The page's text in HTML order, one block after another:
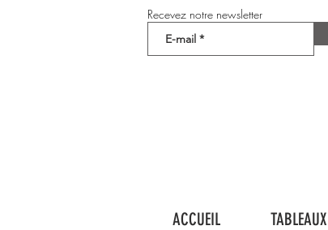
Recevez notre newsletter
ACCUEIL TABLEAUX